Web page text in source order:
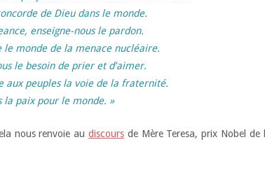
de Dieu dans le monde.
enseigne-nous le pardon.
monde de la menace nucléaire.
le besoin de prier et d’aimer.
aux peuples la voie de la fraternité.
la paix pour le monde. »
nous renvoie au discoursde Mère Teresa, prix Nobel de